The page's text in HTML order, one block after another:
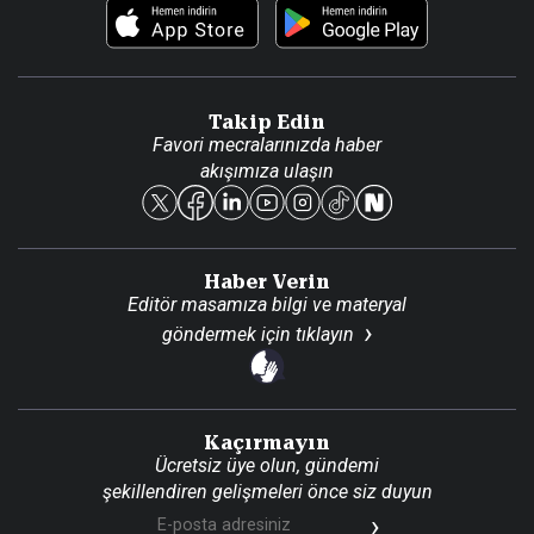
Foto Haber
Künye
Reklam Ver
Takip Edin
Favori mecralarınızda haber
akışımıza ulaşın
Haber Verin
Editör masamıza bilgi ve materyal
göndermek için tıklayın
Kaçırmayın
Ücretsiz üye olun, gündemi
şekillendiren gelişmeleri önce siz duyun